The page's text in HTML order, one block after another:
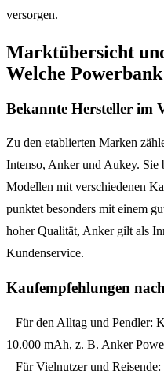
versorgen.
Marktübersicht
Welche
Bekannte Hersteller im
Zu den etablierten Marken
Intenso, Anker und Aukey. Sie
Modellen mit verschiedenen
punktet besonders mit einem
hoher Qualität, Anker gilt als
Kundenservice.
Kaufempfehlungen
– Für den Alltag und Pendler:
10.000 mAh, z. B. Anker
– Für Vielnutzer und